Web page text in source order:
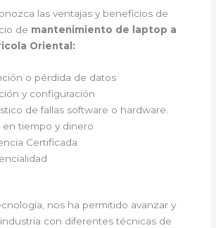
las ventajas y beneficios de
de mantenimiento de laptop a
Oriental:
o pérdida de datos
y configuración
de fallas software o hardware.
tiempo y dinero
Certificada
nos ha permitido avanzar y
con diferentes técnicas de